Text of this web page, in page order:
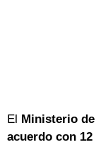
El Ministerio
acuerdo con